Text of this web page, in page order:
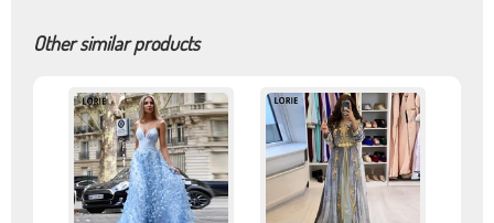
Other similar products